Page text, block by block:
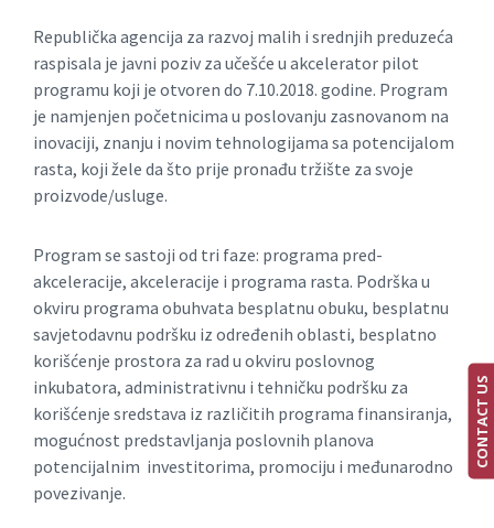
Republička agencija za razvoj malih i srednjih preduzeća
raspisala je javni poziv za učešće u akcelerator pilot
programu koji je otvoren do 7.10.2018. godine. Program
je namjenjen početnicima u poslovanju zasnovanom na
inovaciji, znanju i novim tehnologijama sa potencijalom
rasta, koji žele da što prije pronađu tržište za svoje
proizvode/usluge.
Program se sastoji od tri faze: programa pred-
akceleracije, akceleracije i programa rasta. Podrška u
okviru programa obuhvata besplatnu obuku, besplatnu
savjetodavnu podršku iz određenih oblasti, besplatno
korišćenje prostora za rad u okviru poslovnog
inkubatora, administrativnu i tehničku podršku za
korišćenje sredstava iz različitih programa finansiranja,
mogućnost predstavljanja poslovnih planova
potencijalnim investitorima, promociju i međunarodno
povezivanje.
CONTACT US